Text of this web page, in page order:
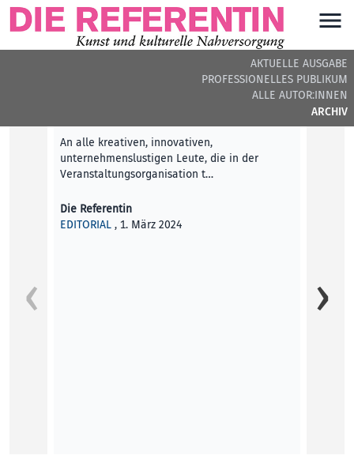
AKTUELLE AUSGABE
PROFESSIONELLES PUBLIKUM
ALLE AUTOR:INNEN
ARCHIV
DIE REFERENTIN #35 - BEITRÄGE DER AUSGABE
An alle kreativen, innovativen,
unternehmenslustigen Leute, die in der
Veranstaltungsorganisation t…
Die Referentin
EDITORIAL , 1. März 2024